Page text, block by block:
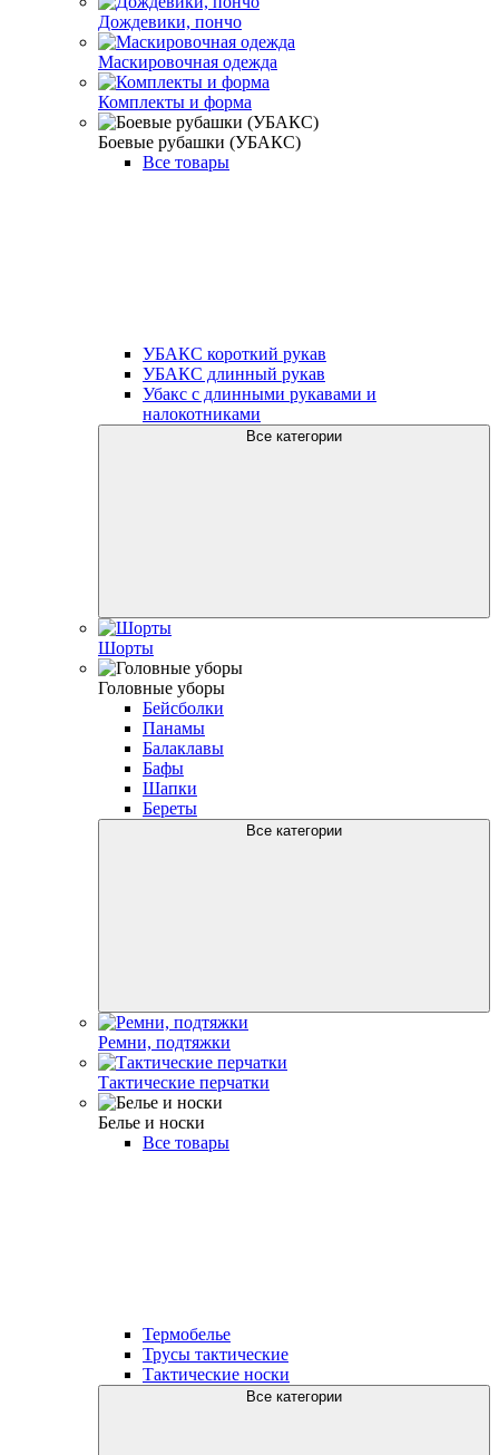
Дождевики, пончо
Маскировочная одежда
Комплекты и форма
Боевые рубашки (УБАКС)
Все товары
УБАКС короткий рукав
УБАКС длинный рукав
Убакс с длинными рукавами и
налокотниками
Все категории
Шорты
Головные уборы
Бейсболки
Панамы
Балаклавы
Бафы
Шапки
Береты
Все категории
Ремни, подтяжки
Тактические перчатки
Белье и носки
Все товары
Термобелье
Трусы тактические
Тактические носки
Все категории